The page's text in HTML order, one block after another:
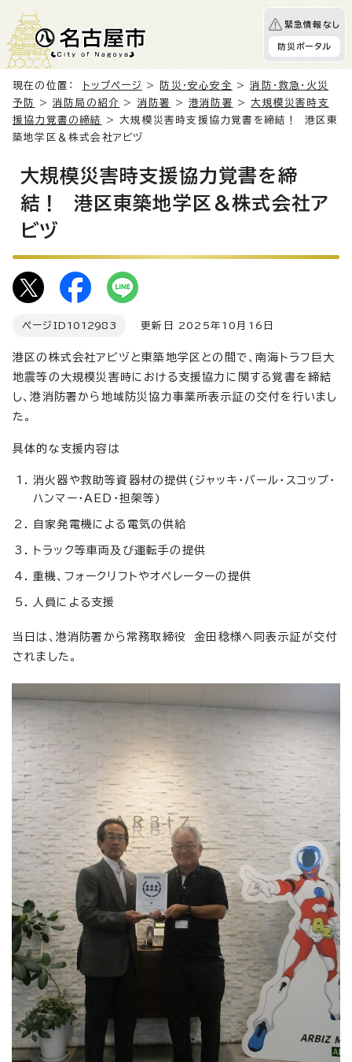
緊急情報なし
防災ポータル
現在の位置： トップページ > 防災・安心安全 >消防・救急・火災
予防
>消防局の紹介 > 消防署 >港消防署 >大規模災害時支
援協力覚書の締結
> 大規模災害時支援協力覚書を締結！ 港区東
築地学区＆株式会社アビヅ
大規模災害時支援協力覚書を締
結！ 港区東築地学区＆株式会社ア
ビヅ
ページID 1012983 更新日 2025年10月16日
港区の株式会社アビヅと東築地学区との間で、南海トラフ巨大
地震等の大規模災害時における支援協力に関する覚書を締結
し、港消防署から地域防災協力事業所表示証の交付を行いまし
た。
具体的な支援内容は
消火器や救助等資器材の提供(ジャッキ・バール・スコップ・
ハンマー・AED・担架等)
自家発電機による電気の供給
トラック等車両及び運転手の提供
重機、フォークリフトやオペレーターの提供
人員による支援
当日は、港消防署から常務取締役 金田稔様へ同表示証が交付
されました。